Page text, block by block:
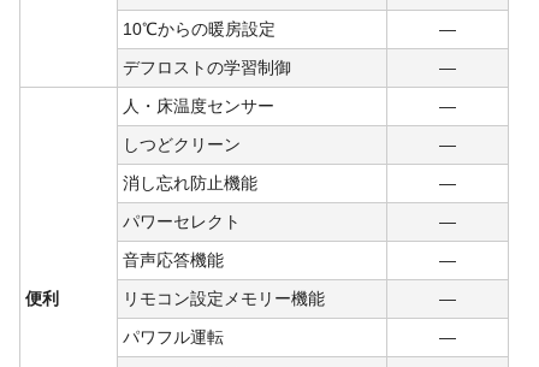
10℃からの暖房設定
―
デフロストの学習制御
―
便利
人・床温度センサー
―
しつどクリーン
―
消し忘れ防止機能
―
パワーセレクト
―
音声応答機能
―
リモコン設定メモリー機能
―
パワフル運転
―